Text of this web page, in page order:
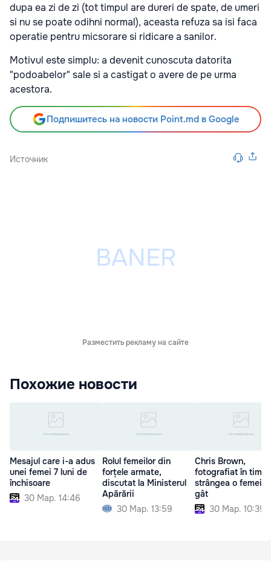
dupa ea zi de zi (tot timpul are dureri de spate, de umeri
si nu se poate odihni normal), aceasta refuza sa isi faca
operatie pentru micsorare si ridicare a sanilor.
Motivul este simplu: a devenit cunoscuta datorita
"podoabelor" sale si a castigat o avere de pe urma
acestora.
Подпишитесь на новости Point.md в Google
Источник
Разместить рекламу на сайте
Похожие новости
Mesajul care i-a adus
unei femei 7 luni de
închisoare
30 Мар. 14:46
Rolul femeilor din
forțele armate,
discutat la Ministerul
Apărării
30 Мар. 13:59
Chris Brown,
fotografiat în timp
strângea o femeie
gât
30 Мар. 10:39